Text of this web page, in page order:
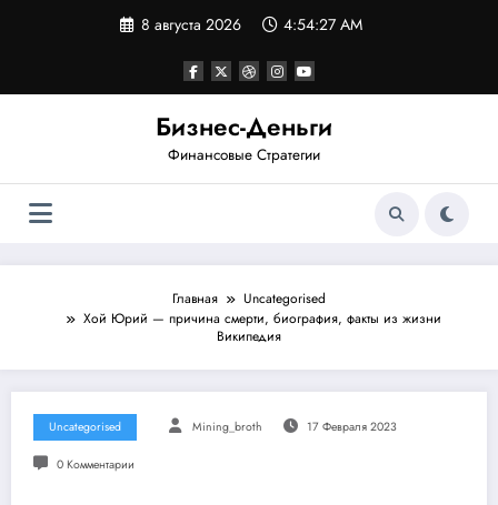
8 августа 2026 4:54:28 AM
Бизнес-Деньги
Финансовые Стратегии
Главная
Uncategorised
Хой Юрий — причина смерти, биография, факты из жизни
Википедия
Uncategorised Mining_broth 17 Февраля 2023
0 Комментарии